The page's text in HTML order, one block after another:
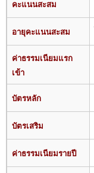
คะแนนสะสม
อายุคะแนนสะสม
ค่าธรรมเนียมแรก
เข้า
บัตรหลัก
บัตรเสริม
ค่าธรรมเนียมรายปี